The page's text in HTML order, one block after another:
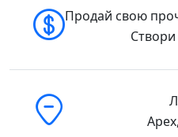
🇺🇸 Buy in the USA
🇨🇦 Buy in Canada
Продай свою